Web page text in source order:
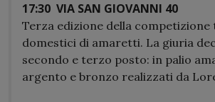
17:30 VIA SAN GIOVANNI 40
Terza edizione della
domestici di amaretti. La giuria
secondo e terzo posto: in palio
argento e bronzo realizzati da